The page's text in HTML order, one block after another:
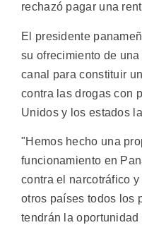
rechazó pagar una
El presidente
su ofrecimiento de
canal para constituir
contra las drogas con
Unidos y los estados
"Hemos hecho una
funcionamiento en
contra el narcotráfico
otros países todos los
tendrán la